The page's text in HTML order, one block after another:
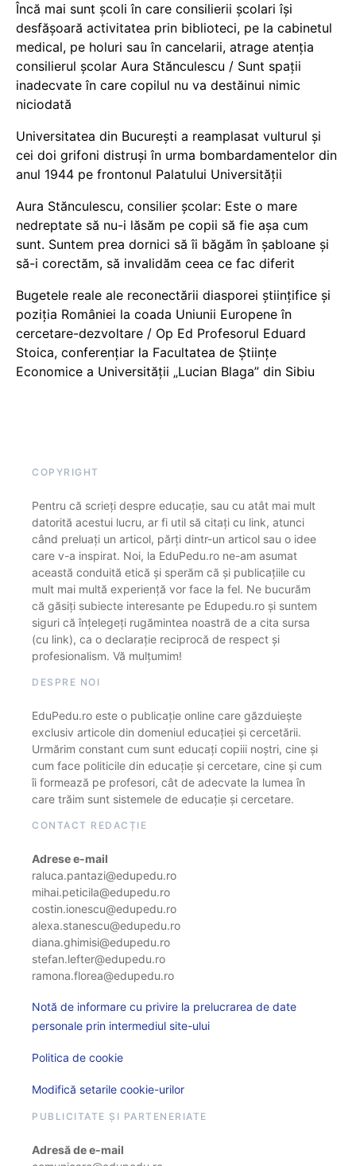
Încă mai sunt școli în care consilierii școlari își
desfășoară activitatea prin biblioteci, pe la cabinetul
medical, pe holuri sau în cancelarii, atrage atenția
consilierul școlar Aura Stănculescu / Sunt spații
inadecvate în care copilul nu va destăinui nimic
niciodată
Universitatea din București a reamplasat vulturul și
cei doi grifoni distruși în urma bombardamentelor din
anul 1944 pe frontonul Palatului Universității
Aura Stănculescu, consilier școlar: Este o mare
nedreptate să nu-i lăsăm pe copii să fie așa cum
sunt. Suntem prea dornici să îi băgăm în șabloane și
să-i corectăm, să invalidăm ceea ce fac diferit
Bugetele reale ale reconectării diasporei științifice și
poziția României la coada Uniunii Europene în
cercetare-dezvoltare / Op Ed Profesorul Eduard
Stoica, conferențiar la Facultatea de Științe
Economice a Universității „Lucian Blaga” din Sibiu
COPYRIGHT
Pentru că scrieți despre educație, sau cu atât mai mult
datorită acestui lucru, ar fi util să citați cu link, atunci
când preluați un articol, părți dintr-un articol sau o idee
care v-a inspirat. Noi, la EduPedu.ro ne-am asumat
această conduită etică și sperăm că și publicațiile cu
mult mai multă experiență vor face la fel. Ne bucurăm
că găsiți subiecte interesante pe Edupedu.ro și suntem
siguri că înțelegeți rugămintea noastră de a cita sursa
(cu link), ca o declarație reciprocă de respect și
profesionalism. Vă mulțumim!
DESPRE NOI
EduPedu.ro este o publicație online care găzduiește
exclusiv articole din domeniul educației și cercetării.
Urmărim constant cum sunt educați copiii noștri, cine și
cum face politicile din educație și cercetare, cine și cum
îi formează pe profesori, cât de adecvate la lumea în
care trăim sunt sistemele de educație și cercetare.
CONTACT REDACȚIE
Adrese e-mail
raluca.pantazi@edupedu.ro
mihai.peticila@edupedu.ro
costin.ionescu@edupedu.ro
alexa.stanescu@edupedu.ro
diana.ghimisi@edupedu.ro
stefan.lefter@edupedu.ro
ramona.florea@edupedu.ro
Notă de informare cu privire la prelucrarea de date
personale prin intermediul site-ului
Politica de cookie
Modifică setarile cookie-urilor
PUBLICITATE ȘI PARTENERIATE
Adresă de e-mail